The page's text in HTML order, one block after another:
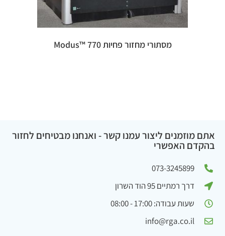
מסתורי מחזור פחיות 770 ™Modus
אתם מוזמנים ליצור עמנו קשר - ואנחנו מבטיחים לחזור
בהקדם האפשרי
073-3245899
דרך רמתיים 95 הוד השרון
שעות עבודה: 17:00 - 08:00
info@rga.co.il